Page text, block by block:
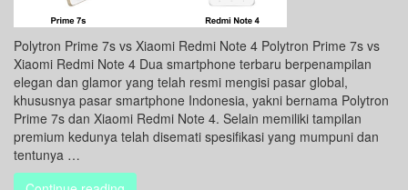
Polytron Prime 7s vs Xiaomi Redmi Note 4 Polytron Prime 7s vs
Xiaomi Redmi Note 4 Dua smartphone terbaru berpenampilan
elegan dan glamor yang telah resmi mengisi pasar global,
khususnya pasar smartphone Indonesia, yakni bernama Polytron
Prime 7s dan Xiaomi Redmi Note 4. Selain memiliki tampilan
premium kedunya telah disemati spesifikasi yang mumpuni dan
tentunya …